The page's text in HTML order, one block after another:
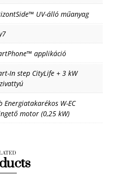
UV-álló műanyag
applikáció
In step CityLife + 3 kW
Energiatakarékos W-EC
motor (0,25 kW)